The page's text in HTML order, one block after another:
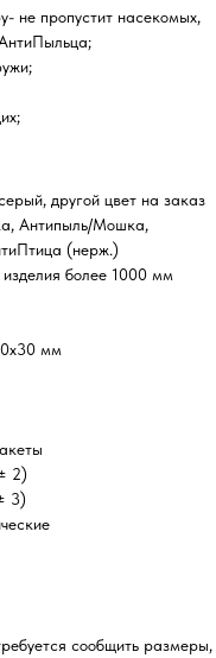
не пропустит насекомых,
другой цвет на заказ
Антипыль/Мошка,
(нерж.)
более 1000 мм
мм
2)
3)
сообщить размеры,